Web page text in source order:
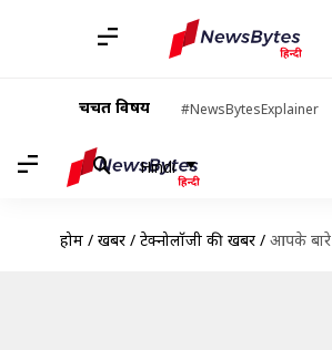
चर्चित विषय #NewsBytesExplainer
Hindi
होम / खबरें / टेक्नोलॉजी की खबरें / आपके बारे